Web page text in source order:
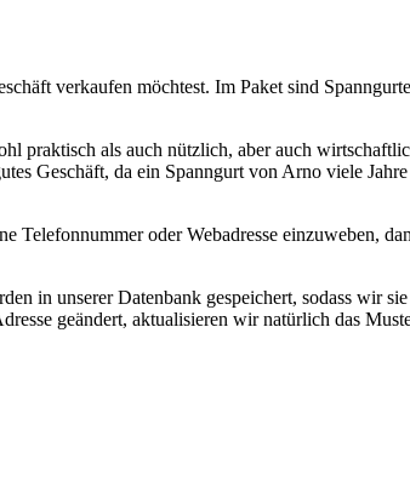
verkaufen möchtest. Im Paket sind
praktisch als auch nützlich, aber auch
Geschäft, da ein Spanngurt von Arno viele
Telefonnummer oder Webadresse einzuweben,
in unserer Datenbank gespeichert, sodass wir
geändert, aktualisieren wir natürlich das